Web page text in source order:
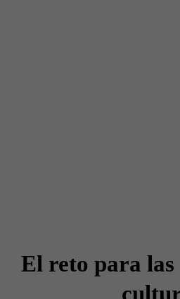
El reto para las